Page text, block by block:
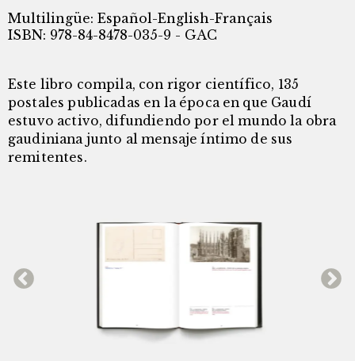
Multilingüe: Español-English-Français
ISBN: 978-84-8478-035-9 - GAC
Este libro compila, con rigor científico, 135
postales publicadas en la época en que Gaudí
estuvo activo, difundiendo por el mundo la obra
gaudiniana junto al mensaje íntimo de sus
remitentes.